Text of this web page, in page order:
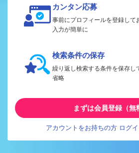
カンタン応募
事前にプロフィールを登録して
入力が簡単に
検索条件の保存
繰り返し検索する条件を保存し
省略
まずは会員登録（無
アカウントをお持ちの方 ログ